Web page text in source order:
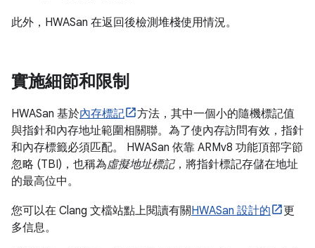
此外，HWASan 在返回後檢測堆棧使用情況。
實施細節和限制
HWASan 基於內存標記
方法，其中一個小的隨機標記值
與指針和內存地址範圍相關聯。為了使內存訪問有效，指針
和內存標籤必須匹配。 HWASan 依靠 ARMv8 功能頂部字節
忽略 (TBI)，也稱為虛擬地址標記，將指針標記存儲在地址
的最高位中。
您可以在 Clang 文檔站點上閱讀有關HWASan 設計的
更
多信息。